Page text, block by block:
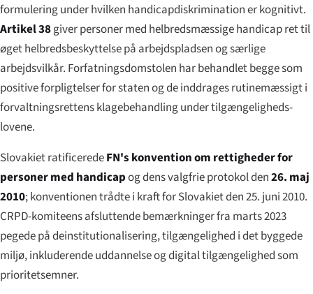
formulering under hvilken handicapdiskrimination er kognitivt.
Artikel 38giver personer med helbredsmæssige handicap ret til
øget helbredsbeskyttelse på arbejdspladsen og særlige
arbejdsvilkår. Forfatningsdomstolen har behandlet begge som
positive forpligtelser for staten og de inddrages rutinemæssigt i
forvaltningsrettens klagebehandling under tilgængeligheds-
lovene.
Slovakiet ratificeredeFN's konvention om rettigheder for
personer med handicapog dens valgfrie protokol den26. maj
2010; konventionen trådte i kraft for Slovakiet den 25. juni 2010.
CRPD-komiteens afsluttende bemærkninger fra marts 2023
pegede på deinstitutionalisering, tilgængelighed i det byggede
miljø, inkluderende uddannelse og digital tilgængelighed som
prioritetsemner.